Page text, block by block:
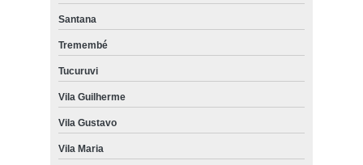
Santana
Tremembé
Tucuruvi
Vila Guilherme
Vila Gustavo
Vila Maria